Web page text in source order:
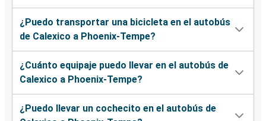
¿Puedo transportar una bicicleta en el autobús
de Calexico a Phoenix-Tempe?
¿Cuánto equipaje puedo llevar en el autobús de
Calexico a Phoenix-Tempe?
¿Puedo llevar un cochecito en el autobús de